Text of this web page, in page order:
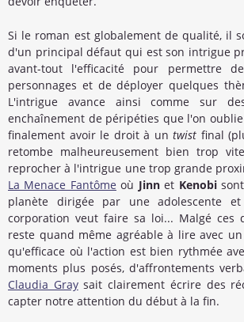
Si le roman est globalement de qualité, il
d'un principal défaut qui est son intrigue
avant-tout l'efficacité pour permettre
personnages et de déployer quelques
L'intrigue avance ainsi comme sur
enchaînement de péripéties que l'on
finalement avoir le droit à untwist final
retombe malheureusement bien trop
reprocher à l'intrigue une trop grande
La Menace Fantôme où Jinnet Kenobisont
planète dirigée par une adolescente
corporation veut faire sa loi... Malgé ces
reste quand même agréable à lire avec
qu'efficace où l'action est bien rythmée
moments plus posés, d'affrontements
Claudia Graysait clairement écrire des
capter notre attention du début à la fin.